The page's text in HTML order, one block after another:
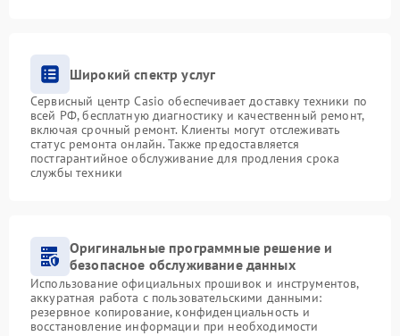
Широкий спектр услуг
Сервисный центр Casio обеспечивает доставку техники по
всей РФ, бесплатную диагностику и качественный ремонт,
включая срочный ремонт. Клиенты могут отслеживать
статус ремонта онлайн. Также предоставляется
постгарантийное обслуживание для продления срока
службы техники
Оригинальные программные решение и
безопасное обслуживание данных
Использование официальных прошивок и инструментов,
аккуратная работа с пользовательскими данными:
резервное копирование, конфиденциальность и
восстановление информации при необходимости